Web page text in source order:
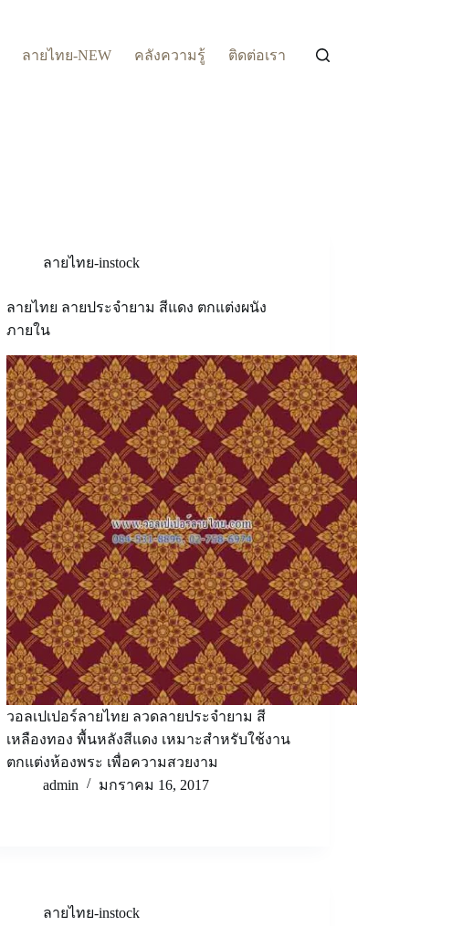
ลายไทย-NEW คลังความรู้ ติดต่อเรา
ลายไทย-instock
ลายไทย ลายประจำยาม สีแดง ตกแต่งผนัง
ภายใน
วอลเปเปอร์ลายไทย ลวดลายประจำยาม สี
เหลืองทอง พื้นหลังสีแดง เหมาะสำหรับใช้งาน
ตกแต่งห้องพระ เพื่อความสวยงาม
admin
มกราคม 16, 2017
ลายไทย-instock